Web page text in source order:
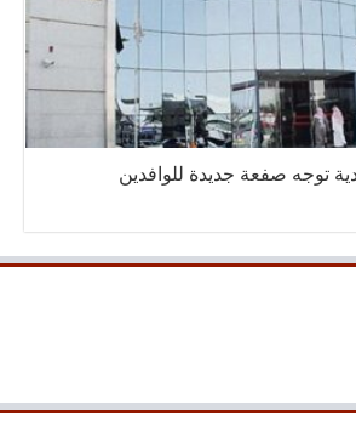
توجه صفعة جديدة للوافدين